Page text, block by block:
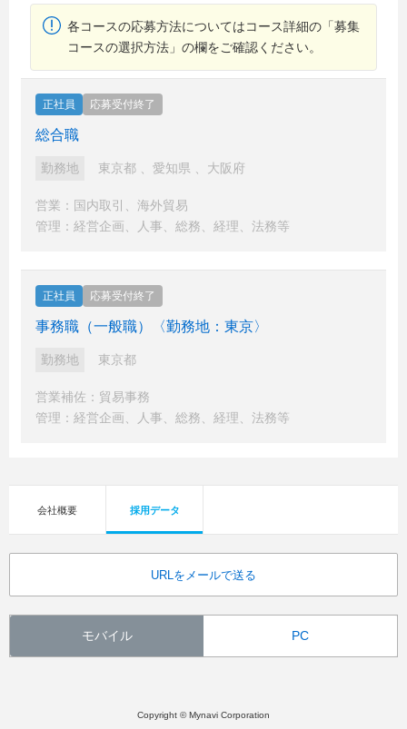
各コースの応募方法についてはコース詳細の「募集
コースの選択方法」の欄をご確認ください。
正社員 応募受付終了
総合職
勤務地 東京都 愛知県 大阪府
営業：国内取引、海外貿易
管理：経営企画、人事、総務、経理、法務等
正社員 応募受付終了
事務職（一般職）〈勤務地：東京〉
勤務地 東京都
営業補佐：貿易事務
管理：経営企画、人事、総務、経理、法務等
会社概要 採用データ
URLをメールで送る
モバイル PC
Copyright © Mynavi Corporation